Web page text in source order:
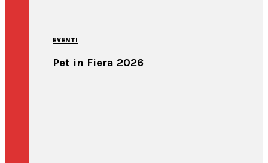
EVENTI
Pet in Fiera 2026